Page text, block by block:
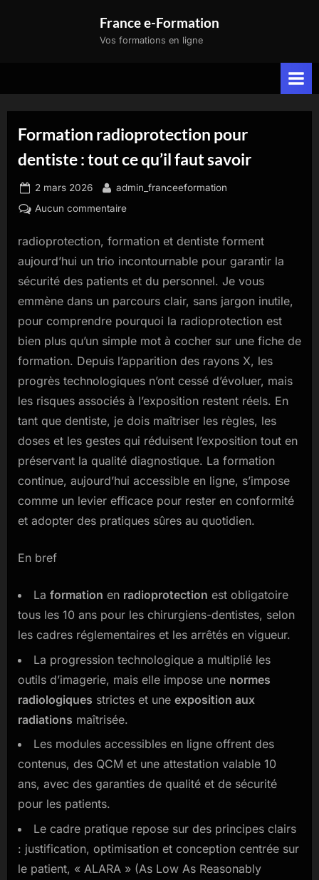
France e-Formation
Vos formations en ligne
Formation radioprotection pour
dentiste : tout ce qu’il faut savoir
Posted
on
2 mars 2026 By
admin_franceeformation
Aucun commentairesur
radioprotection
pour
tout
ce
qu’il
savoir
radioprotection, formation et dentiste forment
aujourd’hui un trio incontournable pour garantir la
sécurité des patients et du personnel. Je vous
emmène dans un parcours clair, sans jargon inutile,
pour comprendre pourquoi la radioprotection est
bien plus qu’un simple mot à cocher sur une fiche de
formation. Depuis l’apparition des rayons X, les
progrès technologiques n’ont cessé d’évoluer, mais
les risques associés à l’exposition restent réels. En
tant que dentiste, je dois maîtriser les règles, les
doses et les gestes qui réduisent l’exposition tout en
préservant la qualité diagnostique. La formation
continue, aujourd’hui accessible en ligne, s’impose
comme un levier efficace pour rester en conformité
et adopter des pratiques sûres au quotidien.
En bref
La formation en radioprotection est obligatoire
tous les 10 ans pour les chirurgiens-dentistes, selon
les cadres réglementaires et les arrêtés en vigueur.
La progression technologique a multiplié les
outils d’imagerie, mais elle impose une normes
radiologiques strictes et une exposition aux
radiations maîtrisée.
Les modules accessibles en ligne offrent des
contenus, des QCM et une attestation valable 10
ans, avec des garanties de qualité et de sécurité
pour les patients.
Le cadre pratique repose sur des principes clairs
: justification, optimisation et conception centrée sur
le patient, « ALARA » (As Low As Reasonably